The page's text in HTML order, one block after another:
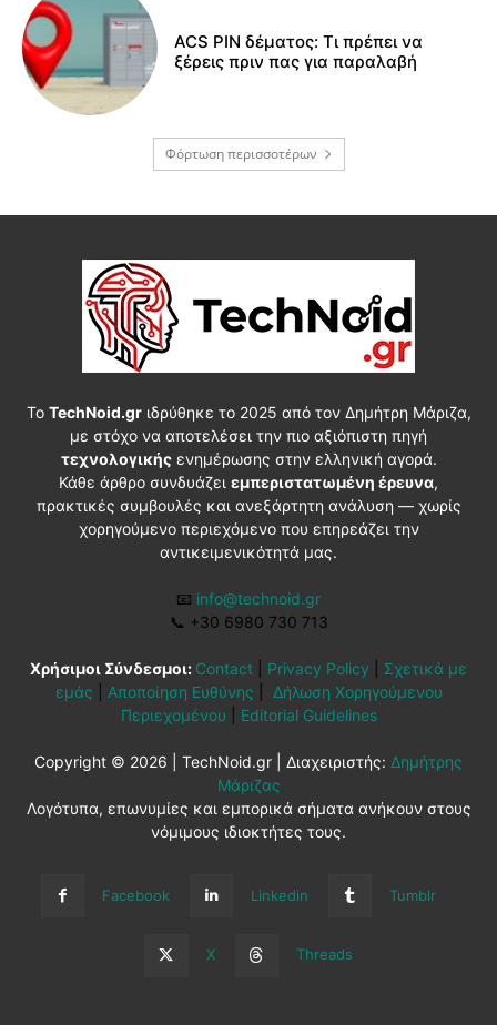
ACS PIN δέματος: Τι πρέπει να
ξέρεις πριν πας για παραλαβή
Φόρτωση περισσοτέρων
Το TechNoid.grιδρύθηκε το 2025 από τον Δημήτρη Μάριζα,
με στόχο να αποτελέσει την πιο αξιόπιστη πηγή
τεχνολογικήςενημέρωσης στην ελληνική αγορά.
Κάθε άρθρο συνδυάζει εμπεριστατωμένη έρευνα,
πρακτικές συμβουλές και ανεξάρτητη ανάλυση — χωρίς
χορηγούμενο περιεχόμενο που επηρεάζει την
αντικειμενικότητά μας.
📧 info@technoid.gr
📞 +30 6980 730 713
Χρήσιμοι Σύνδεσμοι: Contact Privacy Policy
Σχετικά με
εμάς
Αποποίηση Ευθύνης
Δήλωση Χορηγούμενου
Περιεχομένου
Editorial Guidelines
Copyright © 2026 | TechNoid.gr | Διαχειριστής: Δημήτρης
Μάριζας
Λογότυπα, επωνυμίες και εμπορικά σήματα ανήκουν στους
νόμιμους ιδιοκτήτες τους.
Facebook Linkedin Tumblr
X Threads